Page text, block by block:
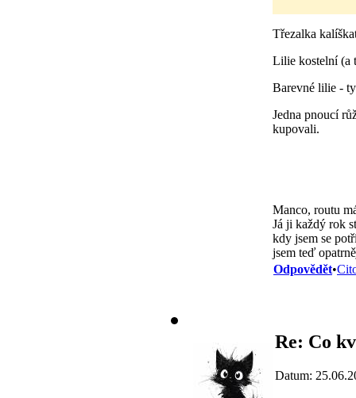
Třezalka
Lilie kostelní (a
Barevné lilie -
Jedna pnoucí
kupovali.
Manco, routu
Já ji každý rok
kdy jsem se
jsem teď
Odpovědět•
Re: Co
Datum: